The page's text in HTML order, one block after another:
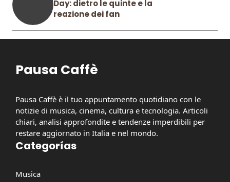
Day: dietro le quinte e la
reazione dei fan
Pausa Caffè
Pausa Caffè è il tuo appuntamento quotidiano con le
notizie di musica, cinema, cultura e tecnologia. Articoli
chiari, analisi approfondite e tendenze imperdibili per
restare aggiornato in Italia e nel mondo.
Categorías
Musica